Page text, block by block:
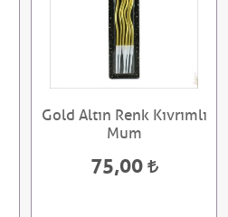
Gold Altın Renk Kıvrımlı
Mum
75,00